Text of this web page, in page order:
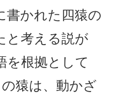
書かれた四猿の
と考える説が
を根拠として
猿は、動かざ